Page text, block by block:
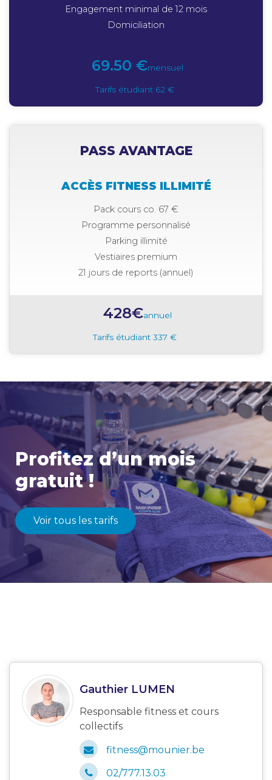
Engagement minimal de 12 mois
Domiciliation
69.50 €mensuel
Tarifs étudiant 62 €
PASS AVANTAGE
ACCÈS FITNESS ILLIMITÉ
Pack cours co. 67 €
Programme personnalisé
Parking illimité
Vestiaires premium
21 jours de reports (annuel)
428€annuel
Tarifs étudiant 337 €
Profitez d’un mois
gratuit !
Voir tous les tarifs
Gauthier LUMEN
Responsable fitness et cours
collectifs
fitness@mounier.be
02/777.13.03